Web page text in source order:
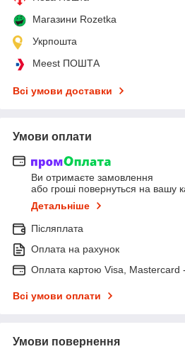
Магазини Rozetka
Укрпошта
Meest ПОШТА
Всі умови доставки
Умови оплати
Ви отримаєте замовлення
або гроші повернуться на вашу
Детальніше
Післяплата
Оплата на рахунок
Оплата картою Visa, Mastercard
Всі умови оплати
Умови повернення